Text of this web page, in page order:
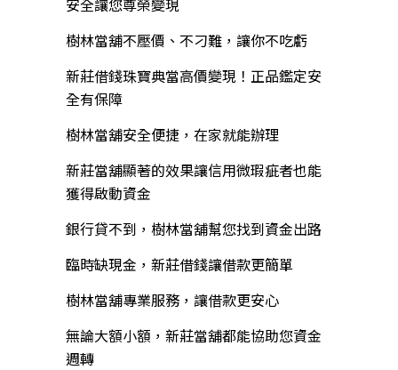
安全讓您尊榮變現
樹林當舖不壓價、不刁難，讓你不吃虧
新莊借錢珠寶典當高價變現！正品鑑定安
全有保障
樹林當舖安全便捷，在家就能辦理
新莊當舖顯著的效果讓信用微瑕疵者也能
獲得啟動資金
銀行貸不到，樹林當舖幫您找到資金出路
臨時缺現金，新莊借錢讓借款更簡單
樹林當舖專業服務，讓借款更安心
無論大額小額，新莊當舖都能協助您資金
週轉